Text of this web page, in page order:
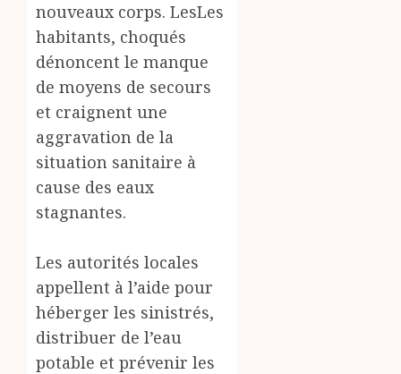
nouveaux corps. LesLes
habitants, choqués
dénoncent le manque
de moyens de secours
et craignent une
aggravation de la
situation sanitaire à
cause des eaux
stagnantes.
‎Les autorités locales
appellent à l’aide pour
héberger les sinistrés,
distribuer de l’eau
potable et prévenir les